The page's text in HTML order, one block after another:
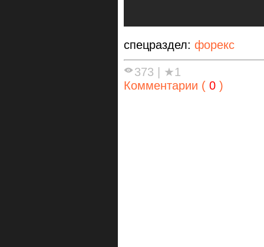
спецраздел: форекс
373 | ★1
Комментарии ( 0 )